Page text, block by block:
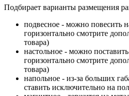
Подбирает варианты размещения
подвесное - можно повесить
горизонтально смотрите
товара)
настольное - можно
горизонтально смотрите
товара)
напольное - из-за больших
ставить исключительно на